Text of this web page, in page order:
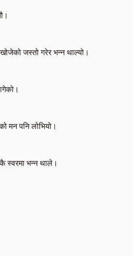
जस्तो गरेर भन्न थाल्यो।
मन पनि लोभियो।
स्वरमा भन्न थाले।